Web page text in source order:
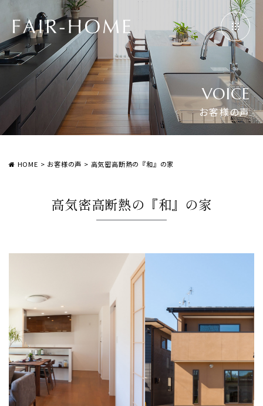
VOICE
お客様の声
HOME > お客様の声 > 高気密高断熱の『和』の家
高気密高断熱の『和』の家